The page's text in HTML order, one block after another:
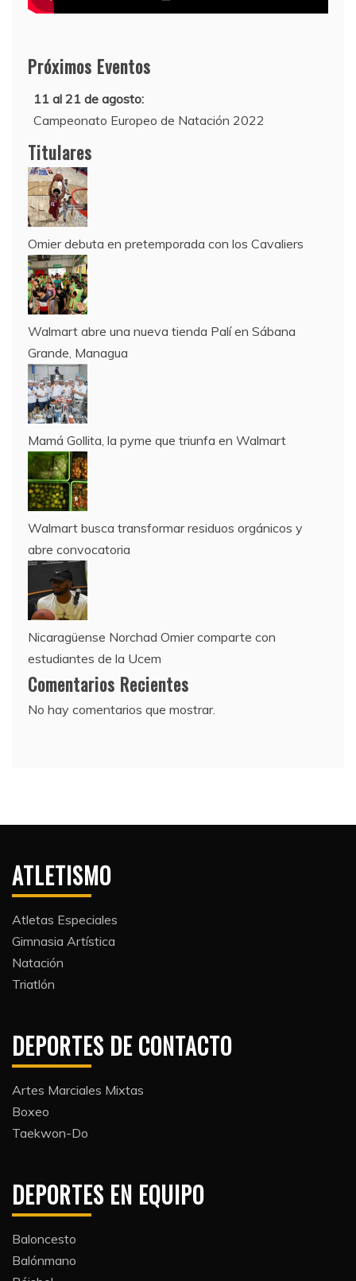
Próximos Eventos
11 al 21 de agosto:
Campeonato Europeo de Natación 2022
12 de agosto:
Empieza La Liga 2022-2023
Titulares
Omier debuta en pretemporada con los Cavaliers
Walmart abre una nueva tienda Palí en Sábana
Grande, Managua
Mamá Gollita, la pyme que triunfa en Walmart
Walmart busca transformar residuos orgánicos y
abre convocatoria
Nicaragüense Norchad Omier comparte con
estudiantes de la Ucem
Comentarios Recientes
No hay comentarios que mostrar.
ATLETISMO
Atletas Especiales
Gimnasia Artística
Natación​
Triatlón​
DEPORTES DE CONTACTO
Artes Marciales Mixtas
Boxeo
Taekwon-Do
DEPORTES EN EQUIPO
Baloncesto
Balónmano